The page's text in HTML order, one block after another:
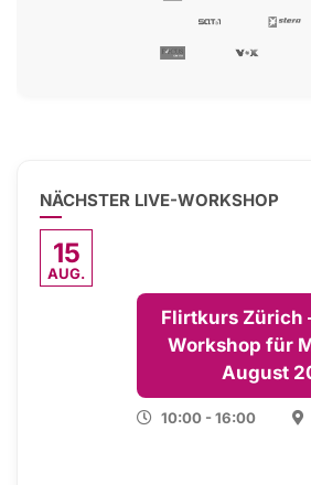
NÄCHSTER LIVE-WORKSHOP
15
AUG.
Flirtkurs Zürich
Workshop für
August
10:00 - 16:00